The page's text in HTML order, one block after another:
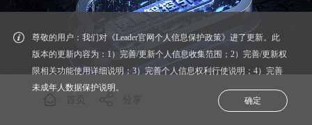
尊敬的用户：我们对《Leader官网个人信息保护政策》进了更新。此
版本的更新内容为：1）完善/更新个人信息收集范围；2）完善/更新权
限相关功能使用详细说明；3）完善个人信息权利行使说明；4）完善
未成年人数据保护说明。
确定